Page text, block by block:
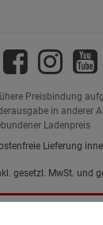
Preisbindung
in anderer
Ladenpreis
Lieferung
gesetzl. MwSt. und